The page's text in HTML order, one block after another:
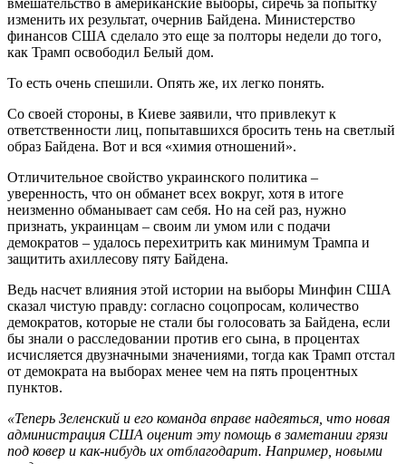
вмешательство в американские выборы, сиречь за попытку
изменить их результат, очернив Байдена. Министерство
финансов США сделало это еще за полторы недели до того,
как Трамп освободил Белый дом.
То есть очень спешили. Опять же, их легко понять.
Со своей стороны, в Киеве заявили, что привлекут к
ответственности лиц, попытавшихся бросить тень на светлый
образ Байдена. Вот и вся «химия отношений».
Отличительное свойство украинского политика –
уверенность, что он обманет всех вокруг, хотя в итоге
неизменно обманывает сам себя. Но на сей раз, нужно
признать, украинцам – своим ли умом или с подачи
демократов – удалось перехитрить как минимум Трампа и
защитить ахиллесову пяту Байдена.
Ведь насчет влияния этой истории на выборы Минфин США
сказал чистую правду: согласно соцопросам, количество
демократов, которые не стали бы голосовать за Байдена, если
бы знали о расследовании против его сына, в процентах
исчисляется двузначными значениями, тогда как Трамп отстал
от демократа на выборах менее чем на пять процентных
пунктов.
«Теперь Зеленский и его команда вправе надеяться, что новая
администрация США оценит эту помощь в заметании грязи
под ковер и как-нибудь их отблагодарит. Например, новыми